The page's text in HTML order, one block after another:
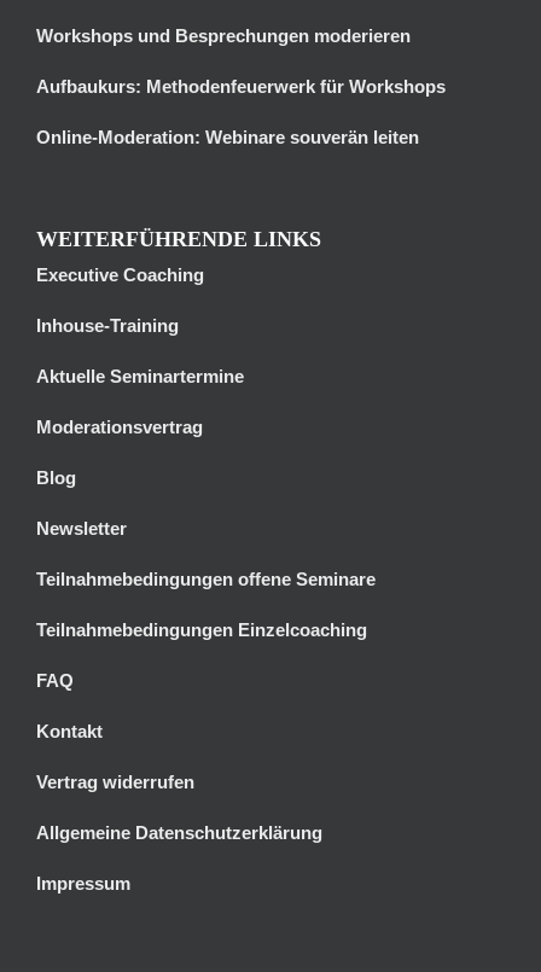
Workshops und Besprechungen moderieren
Aufbaukurs: Methodenfeuerwerk für Workshops
Online-Moderation: Webinare souverän leiten
WEITERFÜHRENDE LINKS
Executive Coaching
Inhouse-Training
Aktuelle Seminartermine
Moderationsvertrag
Blog
Newsletter
Teilnahmebedingungen offene Seminare
Teilnahmebedingungen Einzelcoaching
FAQ
Kontakt
Vertrag widerrufen
Allgemeine Datenschutzerklärung
Impressum